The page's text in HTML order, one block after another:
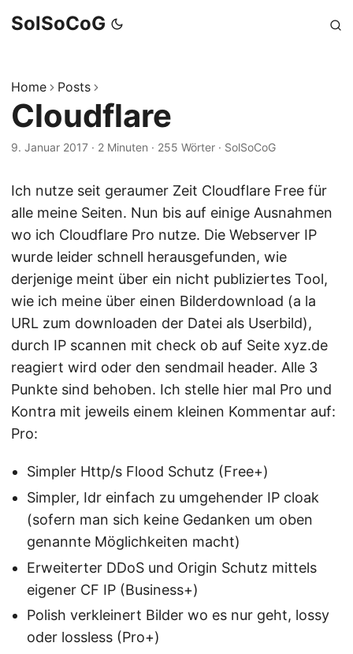
SolSoCoG
Home Posts
Cloudflare
9. Januar 2017 · 2 Minuten · 255 Wörter · SolSoCoG
Ich nutze seit geraumer Zeit Cloudflare Free für
alle meine Seiten. Nun bis auf einige Ausnahmen
wo ich Cloudflare Pro nutze. Die Webserver IP
wurde leider schnell herausgefunden, wie
derjenige meint über ein nicht publiziertes Tool,
wie ich meine über einen Bilderdownload (a la
URL zum downloaden der Datei als Userbild),
durch IP scannen mit check ob auf Seite xyz.de
reagiert wird oder den sendmail header. Alle 3
Punkte sind behoben. Ich stelle hier mal Pro und
Kontra mit jeweils einem kleinen Kommentar auf:
Pro:
Simpler Http/s Flood Schutz (Free+)
Simpler, Idr einfach zu umgehender IP cloak
(sofern man sich keine Gedanken um oben
genannte Möglichkeiten macht)
Erweiterter DDoS und Origin Schutz mittels
eigener CF IP (Business+)
Polish verkleinert Bilder wo es nur geht, lossy
oder lossless (Pro+)